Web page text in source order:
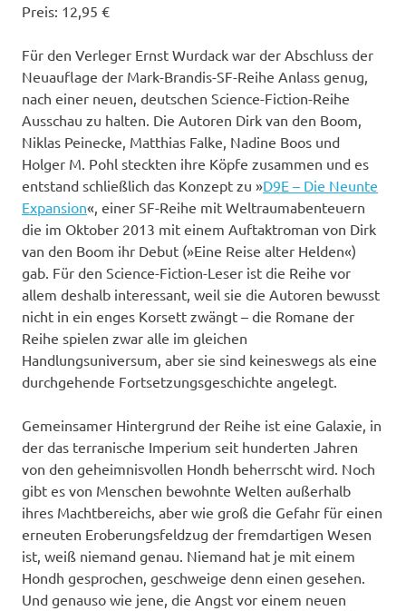
Preis: 12,95 €
Für den Verleger Ernst Wurdack war der Abschluss der
Neuauflage der Mark-Brandis-SF-Reihe Anlass genug,
nach einer neuen, deutschen Science-Fiction-Reihe
Ausschau zu halten. Die Autoren Dirk van den Boom,
Niklas Peinecke, Matthias Falke, Nadine Boos und
Holger M. Pohl steckten ihre Köpfe zusammen und es
entstand schließlich das Konzept zu »D9E – Die Neunte
Expansion«, einer SF-Reihe mit Weltraumabenteuern
die im Oktober 2013 mit einem Auftaktroman von Dirk
van den Boom ihr Debut (»Eine Reise alter Helden«)
gab. Für den Science-Fiction-Leser ist die Reihe vor
allem deshalb interessant, weil sie die Autoren bewusst
nicht in ein enges Korsett zwängt – die Romane der
Reihe spielen zwar alle im gleichen
Handlungsuniversum, aber sie sind keineswegs als eine
durchgehende Fortsetzungsgeschichte angelegt.
Gemeinsamer Hintergrund der Reihe ist eine Galaxie, in
der das terranische Imperium seit hunderten Jahren
von den geheimnisvollen Hondh beherrscht wird. Noch
gibt es von Menschen bewohnte Welten außerhalb
ihres Machtbereichs, aber wie groß die Gefahr für einen
erneuten Eroberungsfeldzug der fremdartigen Wesen
ist, weiß niemand genau. Niemand hat je mit einem
Hondh gesprochen, geschweige denn einen gesehen.
Und genauso wie jene, die Angst vor einem neuen